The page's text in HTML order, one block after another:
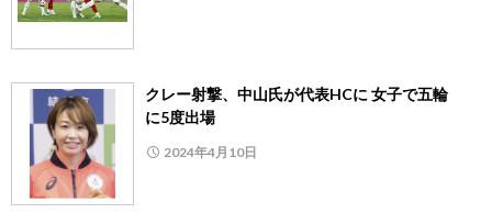
クレー射撃、中山氏が代表HCに 女子で五輪
に5度出場
2024年4月10日